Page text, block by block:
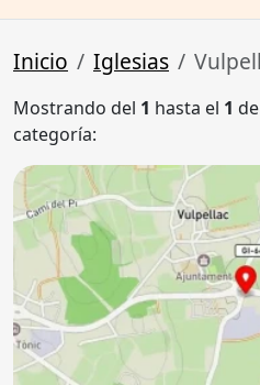
Inicio Iglesias
Mostrando del 1 hasta el 1 de
categoría: